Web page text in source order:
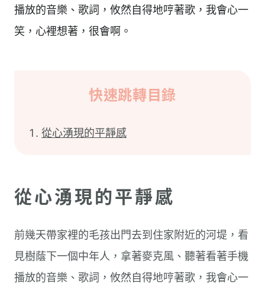
播放的音樂、歌詞，攸然自得地哼著歌，我會心一
笑，心裡想著，很會啊。
快速跳轉目錄
從心湧現的平靜感
從心湧現的平靜感
前幾天帶家裡的毛孩出門去到住家附近的河堤，看
見樹蔭下一個中年人，拿著麥克風、聽著看著手機
播放的音樂、歌詞，攸然自得地哼著歌，我會心一